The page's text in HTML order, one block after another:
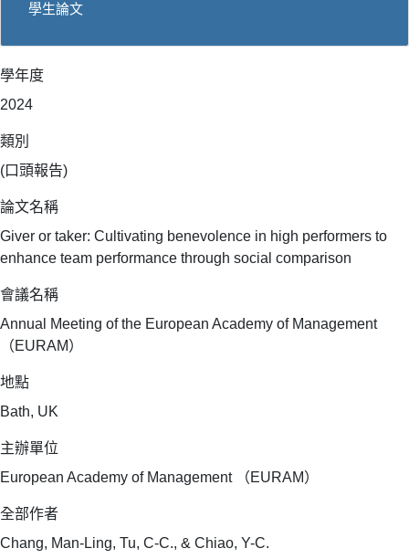
學生論文
學年度
2024
類別
(口頭報告)
論文名稱
Giver or taker: Cultivating benevolence in high performers to
enhance team performance through social comparison
會議名稱
Annual Meeting of the European Academy of Management
（EURAM）
地點
Bath, UK
主辦單位
European Academy of Management （EURAM）
全部作者
Chang, Man-Ling, Tu, C-C., & Chiao, Y-C.